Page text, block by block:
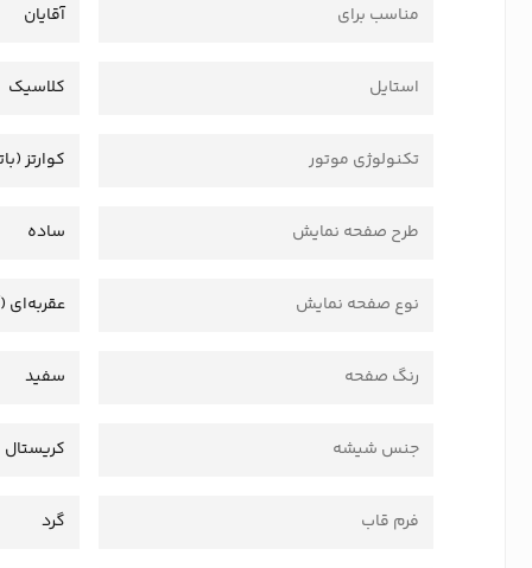
مناسب برای آقایان
استایل کلاسیک
تکنولوژی موتور کوارتز
طرح صفحه نمایش ساده
نوع صفحه نمایش عقربه‌ای
رنگ صفحه سفید
جنس شیشه
فرم قاب گرد